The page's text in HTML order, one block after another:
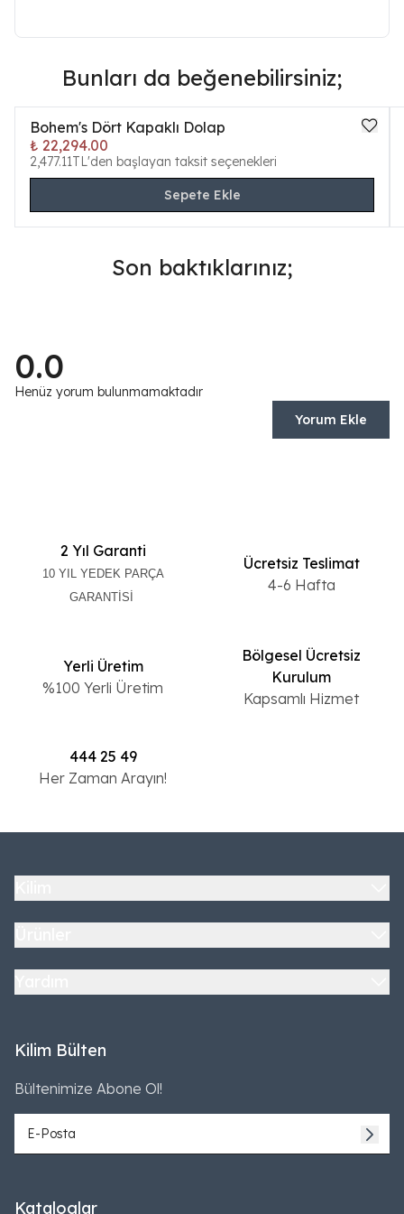
Bunları da beğenebilirsiniz;
Bohem's Dört Kapaklı Dolap
₺ 22,294.00
2,477.11TL'den başlayan taksit seçenekleri
Sepete Ekle
Son baktıklarınız;
0.0
Henüz yorum bulunmamaktadır
Yorum Ekle
2 Yıl Garanti
10 YIL YEDEK PARÇA
GARANTİSİ
Ücretsiz Teslimat
4-6 Hafta
Yerli Üretim
%100 Yerli Üretim
Bölgesel Ücretsiz
Kurulum
Kapsamlı Hizmet
444 25 49
Her Zaman Arayın!
Kataloglar
Kilim Bülten
Bültenimize Abone Ol!